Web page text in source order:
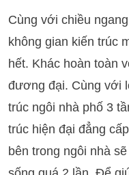
Cùng với chiều
không gian kiến trúc
hết. Khác hoàn toàn
đương đại. Cùng với
trúc ngôi nhà phố 3
trúc hiện đại đẳng
bên trong ngôi nhà